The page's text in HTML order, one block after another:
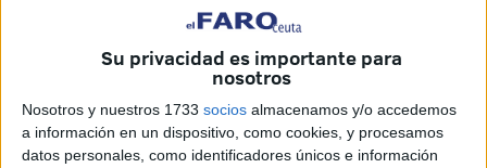
Su privacidad es importante para
nosotros
Nosotros y nuestros 1733 socios almacenamos y/o accedemos
a información en un dispositivo, como cookies, y procesamos
datos personales, como identificadores únicos e información